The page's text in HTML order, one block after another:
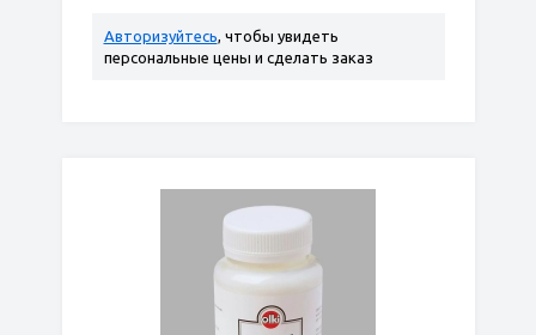
Авторизуйтесь, чтобы увидеть
персональные цены и сделать заказ